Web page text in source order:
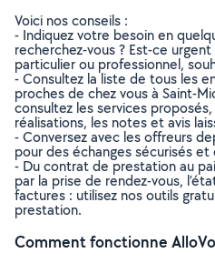
Voici nos conseils :
- Indiquez votre besoin en
recherchez-vous ? Est-ce
particulier ou professionnel,
- Consultez la liste de tous les
proches de chez vous à Saint-
consultez les services
réalisations, les notes et avis
- Conversez avec les offreurs
pour des échanges sécurisés et
- Du contrat de prestation au
par la prise de rendez-vous,
factures : utilisez nos outils
prestation.
Comment fonctionne